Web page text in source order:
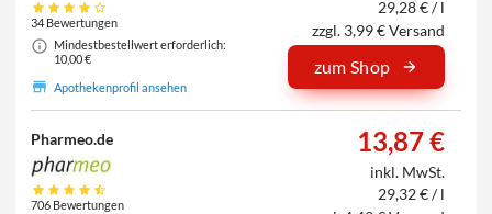
34 Bewertungen
Mindestbestellwert erforderlich:
10,00 €
Apothekenprofil ansehen
29,28 € / l
zzgl. 3,99 € Versand
zum Shop
Pharmeo.de
706 Bewertungen
13,87 €
inkl. MwSt.
29,32 € / l